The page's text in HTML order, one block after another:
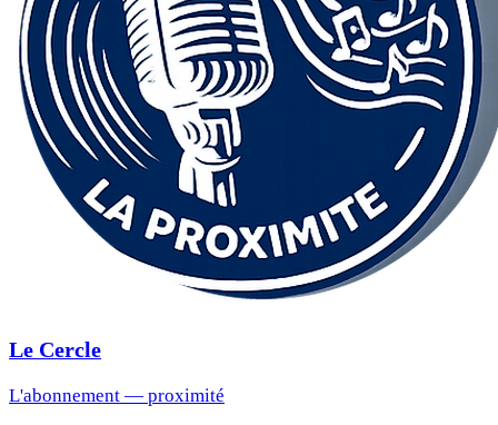
Le Cercle
L'abonnement — proximité